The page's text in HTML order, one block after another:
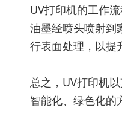
UV打印机的工作
油墨经喷头喷射到
行表面处理，以提
总之，UV打印机
智能化、绿色化的